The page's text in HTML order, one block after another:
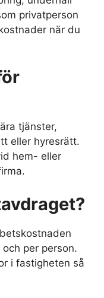
privatperson
när du
tjänster,
eller hyresrätt.
hem- eller
per person.
i fastigheten så